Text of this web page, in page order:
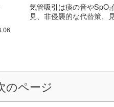
気管吸引は痰の音や
見、非侵襲的な代替策、
のページ